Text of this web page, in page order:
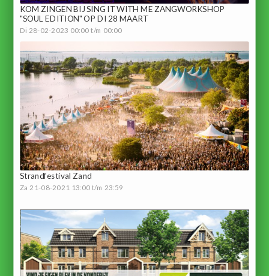
KOM ZINGEN BIJ SING IT WITH ME ZANGWORKSHOP
"SOUL EDITION" OP DI 28 MAART
Di 28-02-2023 00:00 t/m 00:00
Strandfestival Zand
Za 21-08-2021 13:00 t/m 23:59